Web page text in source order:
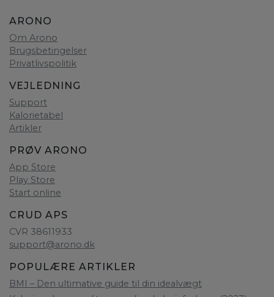
ARONO
Om Arono
Brugsbetingelser
Privatlivspolitik
VEJLEDNING
Support
Kalorietabel
Artikler
PRØV ARONO
App Store
Play Store
Start online
CRUD APS
CVR 38611933
support@arono.dk
POPULÆRE ARTIKLER
BMI – Den ultimative guide til din idealvægt